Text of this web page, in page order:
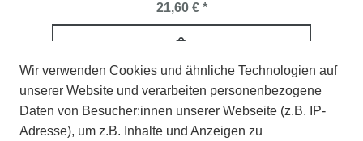
21,60 € *
Wir verwenden Cookies und ähnliche Technologien auf
unserer Website und verarbeiten personenbezogene
Daten von Besucher:innen unserer Webseite (z.B. IP-
Adresse), um z.B. Inhalte und Anzeigen zu